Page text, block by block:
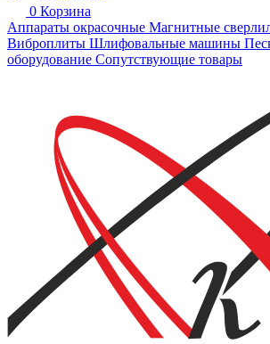
0 Корзина
Аппараты окрасочные Магнитные
Виброплиты Шлифовальные машины
оборудование Сопутствующие товары